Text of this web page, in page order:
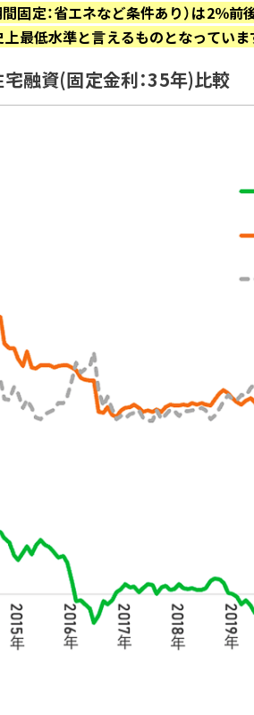
固定：省エネなど条件あり）は2％
上最低水準と言えるものとなっていま
融資(固定金利：35年)比較